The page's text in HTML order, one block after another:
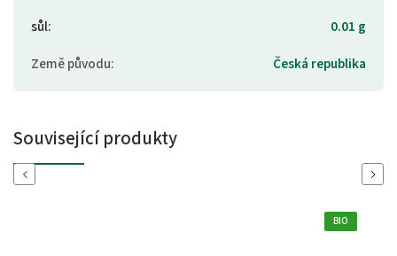
sůl:
0.01 g
Země původu: Česká republika
Související produkty
Previous
BIO
Next